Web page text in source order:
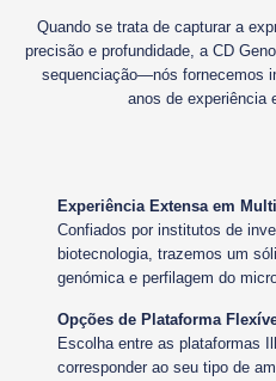
Quando se trata de capturar a
precisão e profundidade, a CD
sequenciação—nós fornecemos
anos de experiência
Experiência Extensa em
Confiados por institutos de
biotecnologia, trazemos um
genómica e perfilagem do
Opções de Plataforma
Escolha entre as plataformas
corresponder ao seu tipo de